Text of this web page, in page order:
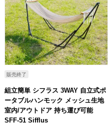
販売終了
組立簡単 シフラス 3WAY 自立式ポ
ータブルハンモック メッシュ生地
室内/アウトドア 持ち運び可能
SFF-51 Sifflus